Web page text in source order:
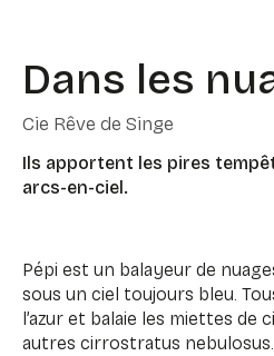
Dans les
Cie Rêve de Singe
Ils apportent les pires
arcs-en-ciel.
Pépi est un balayeur de
sous un ciel toujours bleu.
l’azur et balaie les miettes de
autres cirrostratus nebulosus.